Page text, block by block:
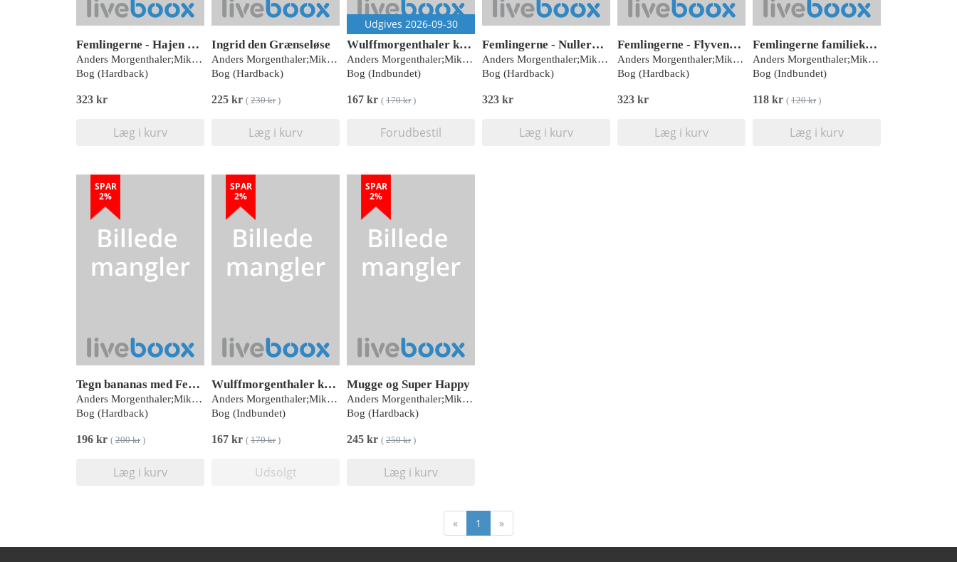
Femlingerne - Hajen på trampolinen
Anders Morgenthaler;Mikael Wulff
Bog (Hardback)
323 kr
Læg i kurv
Ingrid den Grænseløse
Anders Morgenthaler;Mikael Wulff
Bog (Hardback)
225 kr ( 230 kr)
Læg i kurv
Udgives 2026-09-30
Wulffmorgenthaler kalender 2027
Anders Morgenthaler;Mikael Wulff
Bog (Indbundet)
167 kr ( 170 kr)
Forudbestil
Femlingerne - Nullermænd overalt!
Anders Morgenthaler;Mikael Wulff
Bog (Hardback)
323 kr
Læg i kurv
Femlingerne - Flyvende kattedamer
Anders Morgenthaler;Mikael Wulff
Bog (Hardback)
323 kr
Læg i kurv
Femlingerne familiekalender 2026
Anders Morgenthaler;Mikael Wulff
Bog (Indbundet)
118 kr ( 120 kr)
Læg i kurv
SPAR
2%
Tegn bananas med Femlingerne
Anders Morgenthaler;Mikael Wulff
Bog (Hardback)
196 kr ( 200 kr)
Læg i kurv
SPAR
2%
Wulffmorgenthaler kalender 2025
Anders Morgenthaler;Mikael Wulff
Bog (Indbundet)
167 kr ( 170 kr)
Udsolgt
SPAR
2%
Mugge og Super Happy
Anders Morgenthaler;Mikael Wulff
Bog (Hardback)
245 kr ( 250 kr)
Læg i kurv
« 1 »